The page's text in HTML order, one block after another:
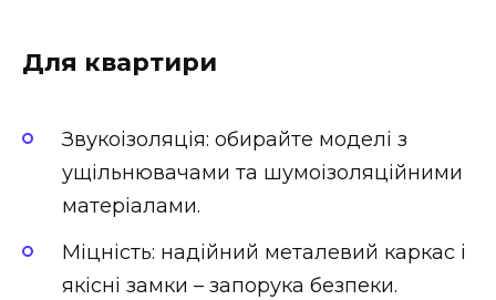
Для квартири
Звукоізоляція: обирайте моделі з
ущільнювачами та шумоізоляційними
матеріалами.
Міцність: надійний металевий каркас і
якісні замки – запорука безпеки.